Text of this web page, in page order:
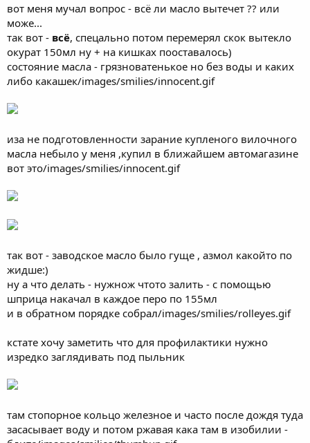
вот меня мучал вопрос - всё ли масло вытечет ?? или
може...
так вот - всё, спецально потом перемерял скок вытекло
окурат 150мл ну + на кишках пооставалось)
состояние масла - грязноватенькое но без воды и каких
либо какашек/images/smilies/innocent.gif
иза не подготовленности зарание купленого вилочного
масла небыло у меня ,купил в ближайшем автомагазине
вот это/images/smilies/innocent.gif
так вот - заводское масло было гуще , азмол какойто по
жидше:)
ну а что делать - нужнож чтото залить - с помощью
шприца накачал в каждое перо по 155мл
и в обратном порядке собрал/images/smilies/rolleyes.gif
кстате хочу заметить что для профилактики нужно
изредко заглядивать под пыльник
там стопорное кольцо железное и часто после дождя туда
засасывает воду и потом ржавая кака там в изобилии -